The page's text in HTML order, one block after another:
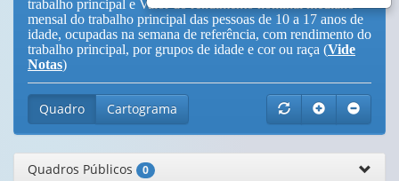
trabalho principal e Valor do rendimento nominal mediano
mensal do trabalho principal das pessoas de 10 a 17 anos de
idade, ocupadas na semana de referência, com rendimento do
trabalho principal, por grupos de idade e cor ou raça (Vide
Notas)
Quadro Cartograma
Quadros Públicos 0